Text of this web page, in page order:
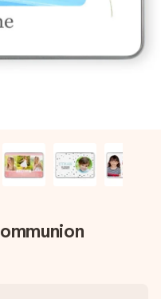
quelques étapes – avec
qui touche le cœur.
pour le moment idéal.